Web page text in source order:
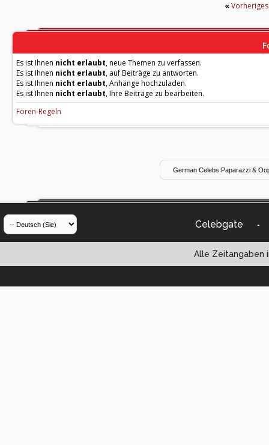
«
Es ist Ihnen nicht erlaubt, neue Themen zu verfassen.
Es ist Ihnen nicht erlaubt, auf Beiträge zu antworten.
Es ist Ihnen nicht erlaubt, Anhänge hochzuladen.
Es ist Ihnen nicht erlaubt, Ihre Beiträge zu bearbeiten.
Foren-Regeln
Celebgate -
Alle Zeitangaben